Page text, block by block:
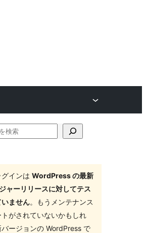
インは WordPress の最新
ャーリリースに対してテス
いません。もうメンテナンス
がされていないかもしれ
ージョンの WordPress で